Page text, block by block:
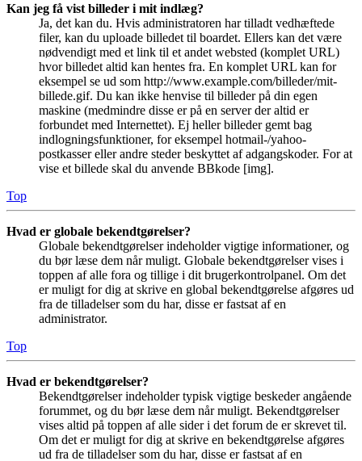
Kan jeg få vist billeder i mit indlæg?
Ja, det kan du. Hvis administratoren har tilladt vedhæftede
filer, kan du uploade billedet til boardet. Ellers kan det være
nødvendigt med et link til et andet websted (komplet URL)
hvor billedet altid kan hentes fra. En komplet URL kan for
eksempel se ud som http://www.example.com/billeder/mit-
billede.gif. Du kan ikke henvise til billeder på din egen
maskine (medmindre disse er på en server der altid er
forbundet med Internettet). Ej heller billeder gemt bag
indlogningsfunktioner, for eksempel hotmail-/yahoo-
postkasser eller andre steder beskyttet af adgangskoder. For at
vise et billede skal du anvende BBkode [img].
Top
Hvad er globale bekendtgørelser?
Globale bekendtgørelser indeholder vigtige informationer, og
du bør læse dem når muligt. Globale bekendtgørelser vises i
toppen af alle fora og tillige i dit brugerkontrolpanel. Om det
er muligt for dig at skrive en global bekendtgørelse afgøres ud
fra de tilladelser som du har, disse er fastsat af en
administrator.
Top
Hvad er bekendtgørelser?
Bekendtgørelser indeholder typisk vigtige beskeder angående
forummet, og du bør læse dem når muligt. Bekendtgørelser
vises altid på toppen af alle sider i det forum de er skrevet til.
Om det er muligt for dig at skrive en bekendtgørelse afgøres
ud fra de tilladelser som du har, disse er fastsat af en